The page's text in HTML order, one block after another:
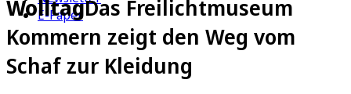
E-Paper
WolltagDas Freilichtmuseum
Kommern zeigt den Weg vom
Schaf zur Kleidung